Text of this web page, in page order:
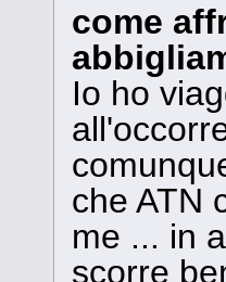
come
Io ho
che ATN
me ... in
scorre